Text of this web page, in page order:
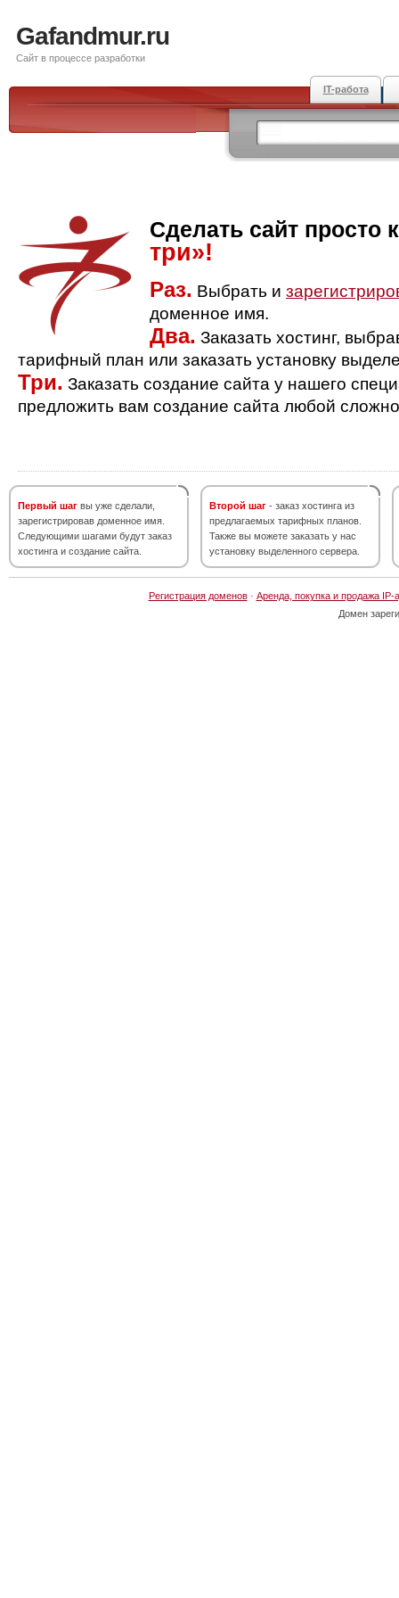
Gafandmur.ru
Сайт в процессе разработки
IT-работа
Сделать сайт просто
три»!
Раз. Выбрать и
доменное имя.
Два. Заказать хостинг,
тарифный план или заказать установку
Три. Заказать создание сайта у нашего
предложить вам создание сайта любой
Первый шаг вы уже сделали,
зарегистрировав доменное имя.
Следующими шагами будут заказ
хостинга и создание сайта.
Второй шаг - заказ хостинга из
предлагаемых тарифных планов.
Также вы можете заказать у нас
установку выделенного сервера.
Регистрация доменов· Аренда, покупка и продажа IP-
Домен